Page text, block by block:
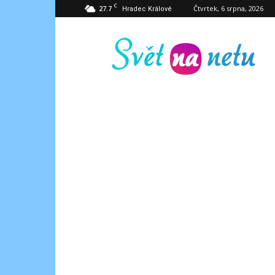
27.7 C Hradec Králové Čtvrtek, 6 srpna, 2026
Svět
na
netu